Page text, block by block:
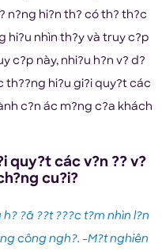
n?ng hi?n th? có th? th?c
hi?u nhìn th?y và truy c?p
c?p này, nhi?u h?n v? d?
th??ng hi?u gi?i quy?t các
c?n ác m?ng c?a khách
quy?t các v?n ?? v?
cu?i?
?ã ??t ???c t?m nhìn l?n
công ngh?. -M?t nghiên